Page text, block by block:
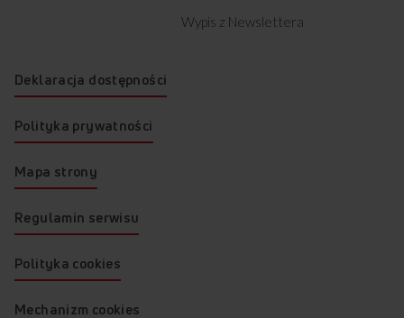
Wypis z Newslettera
Deklaracja dostępności
Polityka prywatności
Mapa strony
Regulamin serwisu
Polityka cookies
Mechanizm cookies